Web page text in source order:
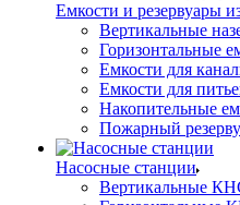
Емкости и резервуары
Вертикальные
Горизонтальные
Емкости для
Емкости для
Накопительные
Пожарный
Насосные станции
Вертикальные